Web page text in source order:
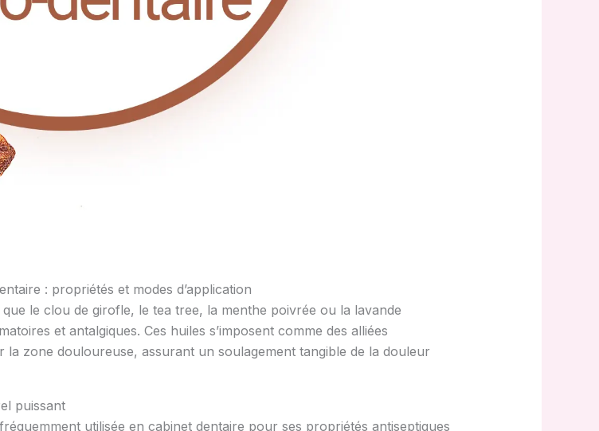
: propriétés et modes d’application
le clou de girofle, le tea tree, la menthe poivrée ou la lavande
et antalgiques. Ces huiles s’imposent comme des alliées
zone douloureuse, assurant un soulagement tangible de la douleur
puissant
utilisée en cabinet dentaire pour ses propriétés antiseptiques